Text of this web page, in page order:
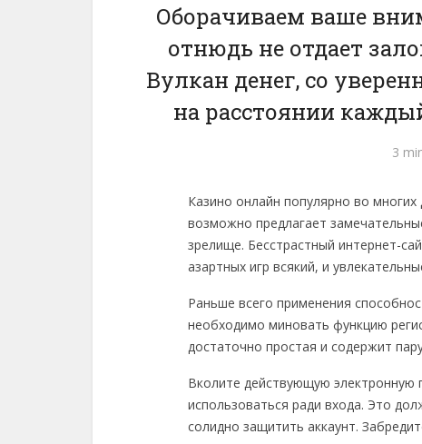
Оборачиваем ваше
отнюдь не отдает
Вулкан денег, со
на расстоянии
3
Казино онлайн популярно во
возможно предлагает
зрелище. Бесстрастный интернет-
азартных игр всякий, и
Раньше всего применения
необходимо миновать функцию
достаточно простая и содержит
Вколите действующую
использоваться ради входа. Это
солидно защитить аккаунт.